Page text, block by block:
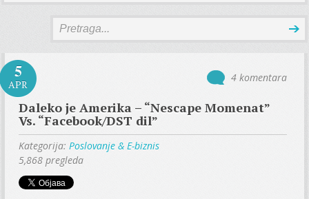
5
APR
4 komentara
Daleko je Amerika – “Nescape Momenat”
Vs. “Facebook/DST dil”
Kategorija: Poslovanje & E-biznis
5,868 pregleda